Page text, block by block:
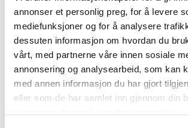
annonser et personlig preg, for å levere
mediefunksjoner og for å analysere
dessuten informasjon om hvordan du
vårt, med partnerne våre innen sosiale
annonsering og analysearbeid, som kan
med annen informasjon du har gjort
eller som de har samlet inn gjennom din